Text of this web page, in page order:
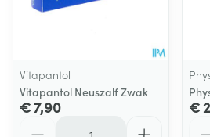
Vitapantol
Vitapantol Neuszalf Zwak
€ 7,90 €